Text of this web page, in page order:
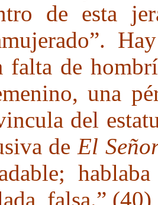
de esta
falta de
una
del
deEl
falsa.” (40)